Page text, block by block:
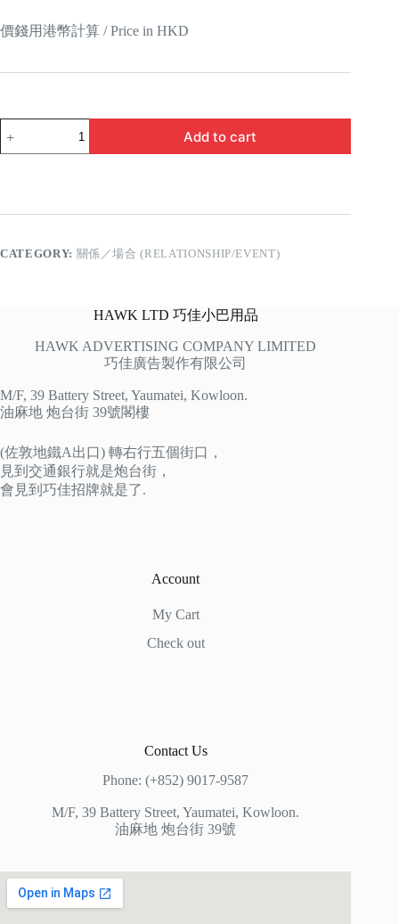
價錢用港幣計算 / Price in HKD
佳
Add to cart
CATEGORY: 關係／場合 (RELATIONSHIP/EVENT)
HAWK LTD 巧佳小巴用品
HAWK ADVERTISING COMPANY LIMITED
巧佳廣告製作有限公司
M/F, 39 Battery Street, Yaumatei, Kowloon.
油麻地 炮台街 39號閣樓
(佐敦地鐵A出口) 轉右行五個街口，
見到交通銀行就是炮台街，
會見到巧佳招牌就是了.
Account
My Cart
Check out
Contact Us
Phone: (+852) 9017-9587
M/F, 39 Battery Street, Yaumatei, Kowloon.
油麻地 炮台街 39號